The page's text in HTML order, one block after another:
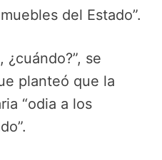
del Estado”.
¿cuándo?”, se
planteó que la
“odia a los